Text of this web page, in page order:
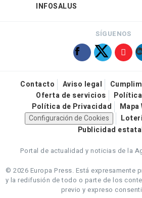
INFOSALUS
SÍGUENOS
Contacto Aviso legal
Oferta de servicios
Política de Privacidad
Mapa
Configuración de Cookies
Publicidad
Portal de actualidad y noticias de la
© 2026 Europa Press. Está expresamente
y la redifusión de todo o parte de los
previo y expreso